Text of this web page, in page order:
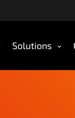
Solutions